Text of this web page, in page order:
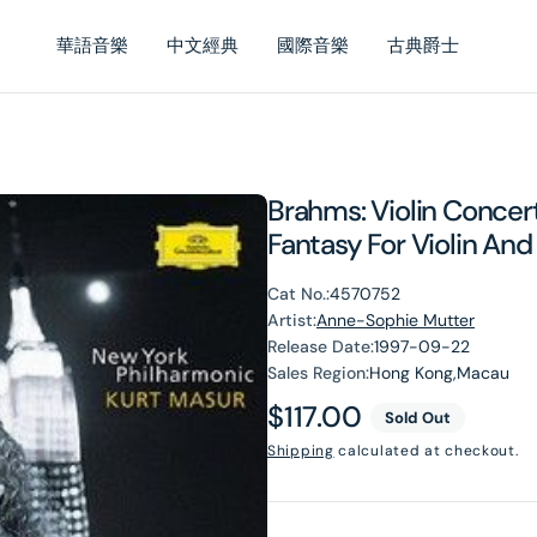
華語音樂 中文經典 國際音樂 古典爵士
Brahms: Violin
Fantasy For Violin
Cat No.:4570752
Artist:Anne-Sophie Mutter
Release Date:1997-09-22
Sales Region:Hong Kong,Macau
Regular
price
$117.00 Sold Out
Shipping calculated at checkout.